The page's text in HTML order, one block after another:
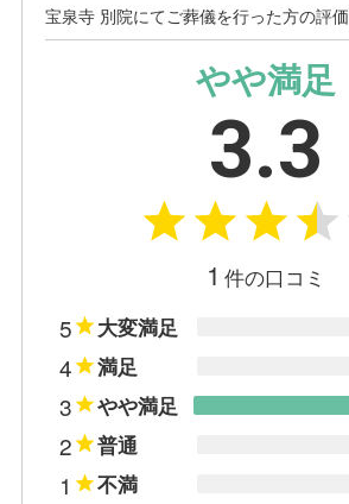
宝泉寺 別院にてご葬儀を行った方の評価
やや満足
3.3
1 件の口コミ
5 大変満足
4 満足
3 やや満足
2 普通
1 不満